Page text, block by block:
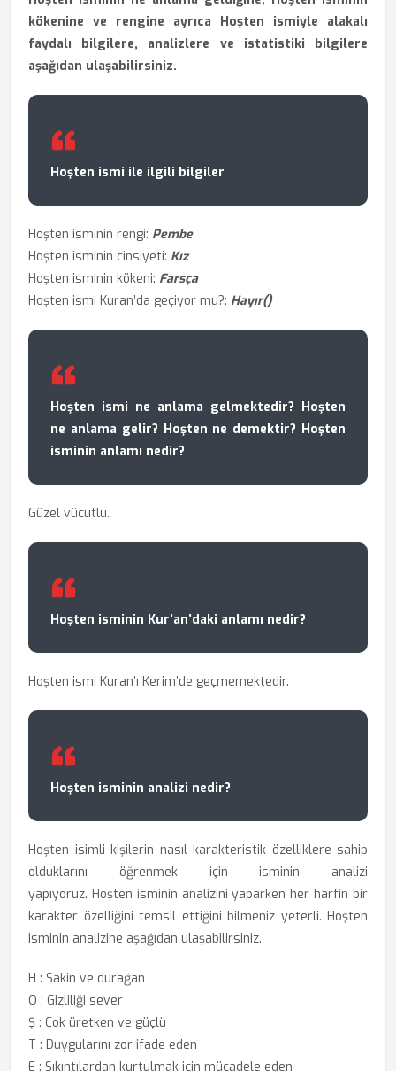
kökenine ve rengine ayrıca Hoşten ismiyle alakalı
faydalı bilgilere, analizlere ve istatistiki bilgilere
aşağıdan ulaşabilirsiniz.
Hoşten ismi ile ilgili bilgiler
Hoşten isminin rengi: Pembe
Hoşten isminin cinsiyeti: Kız
Hoşten isminin kökeni: Farsça
Hoşten ismi Kuran’da geçiyor mu?: Hayır()
Hoşten ismi ne anlama gelmektedir? Hoşten
ne anlama gelir? Hoşten ne demektir? Hoşten
isminin anlamı nedir?
Güzel vücutlu.
Hoşten isminin Kur’an’daki anlamı nedir?
Hoşten ismi Kuran’ı Kerim’de geçmemektedir.
Hoşten isminin analizi nedir?
Hoşten isimli kişilerin nasıl karakteristik özelliklere sahip
olduklarını öğrenmek için
isminin analizi
yapıyoruz. Hoşten isminin analizini yaparken her harfin bir
karakter özelliğini temsil ettiğini bilmeniz yeterli. Hoşten
isminin analizine aşağıdan ulaşabilirsiniz.
H : Sakin ve durağan
O : Gizliliği sever
Ş : Çok üretken ve güçlü
T : Duygularını zor ifade eden
E : Sıkıntılardan kurtulmak için mücadele eden